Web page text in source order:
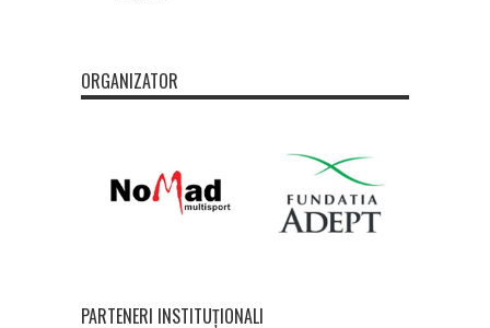
ORGANIZATOR
PARTENERI INSTITUȚIONALI